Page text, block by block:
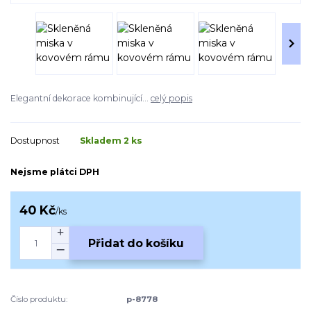
Elegantní dekorace kombinující... celý popis
Dostupnost Skladem 2 ks
Nejsme plátci DPH
40 Kč/ks
Přidat do košíku
Číslo produktu: p-8778